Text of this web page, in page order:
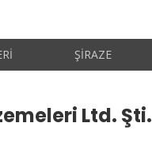
ŞIRAZE
Ltd. Şti.